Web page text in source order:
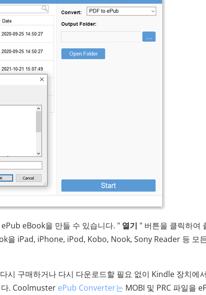
eBook을 만들 수 있습니다. " 열기 " 버튼을 클릭하여
을 iPad, iPhone, iPod, Kobo, Nook, Sony Reader 등 모
시 구매하거나 다시 다운로드할 필요 없이 Kindle 장치에
다. Coolmuster ePub Converter는 MOBI 및 PRC 파일을